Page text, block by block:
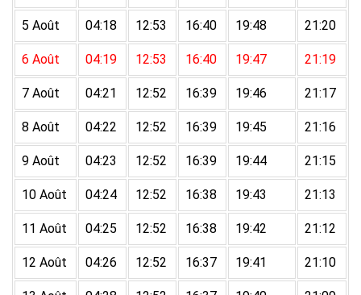
5 Août 04:18 12:53 16:40 19:48 21:20
6 Août 04:19 12:53 16:40 19:47 21:19
7 Août 04:21 12:52 16:39 19:46 21:17
8 Août 04:22 12:52 16:39 19:45 21:16
9 Août 04:23 12:52 16:39 19:44 21:15
10 Août 04:24 12:52 16:38 19:43 21:13
11 Août 04:25 12:52 16:38 19:42 21:12
12 Août 04:26 12:52 16:37 19:41 21:10